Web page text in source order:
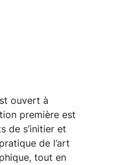
ouvert à
première est
de s’initier et
de l’art
tout en